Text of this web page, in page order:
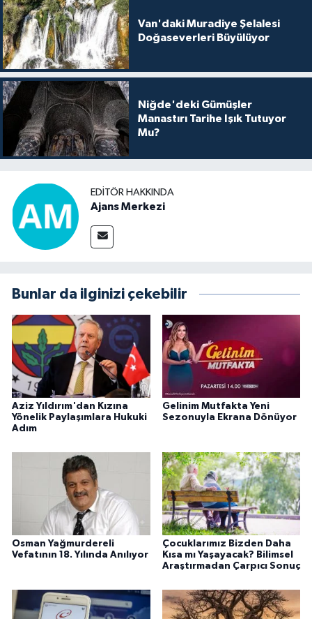
Van'daki Muradiye Şelalesi
Doğaseverleri Büyülüyor
Niğde'deki Gümüşler
Manastırı Tarihe Işık Tutuyor
Mu?
EDITÖR HAKKINDA
Ajans Merkezi
Bunlar da ilginizi çekebilir
Aziz Yıldırım'dan Kızına
Yönelik Paylaşımlara Hukuki
Adım
Gelinim Mutfakta Yeni
Sezonuyla Ekrana Dönüyor
Osman Yağmurdereli
Vefatının 18. Yılında Anılıyor
Çocuklarımız Bizden Daha
Kısa mı Yaşayacak? Bilimsel
Araştırmadan Çarpıcı Sonuç